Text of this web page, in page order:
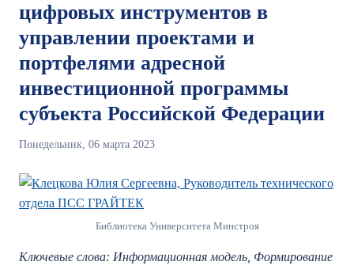
цифровых инструментов в
управлении проектами и
портфелями адресной
инвестиционной программы
субъекта Российской Федерации
Понедельник, 06 марта 2023
Библиотека Университета Минстроя
Ключевые слова: Информационная модель, Формирование